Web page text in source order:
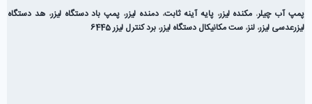
پمپ آب چیلر، مکنده لیزر،پایه آینه ثابت، دمنده لیزر، پمپ باد دستگاه لیزر،هد دستگاه
لیزرعدسی لیزر، لنز، ست مکانیکال دستگاه لیزر، برد کنترل لیزر 6445